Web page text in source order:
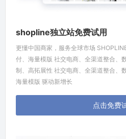
shopline独立站免费试用
更懂中国商家，服务全球市场
付、海量模版 社交电商、全渠道整合、
制、高拓展性 社交电商、全渠道整合、
海量模版 驱动新增长
点击免费